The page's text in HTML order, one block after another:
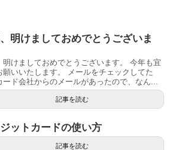
明けましておめでとうございま
明けましておめでとうございます。 今年も宜
願いいたします。 メールをチェックしてた
ード会社からのメールがあったので、なん...
記事を読む
ットカードの使い方
記事を読む